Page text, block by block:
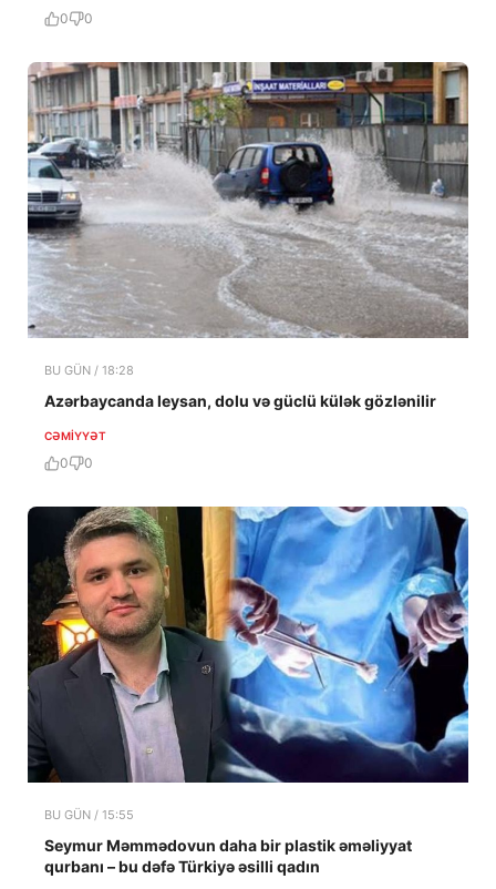
0 0
BU GÜN / 18:28
Azərbaycanda leysan, dolu və güclü külək gözlənilir
CƏMIYYƏT
0 0
BU GÜN / 15:55
Seymur Məmmədovun daha bir plastik əməliyyat
qurbanı – bu dəfə Türkiyə əsilli qadın